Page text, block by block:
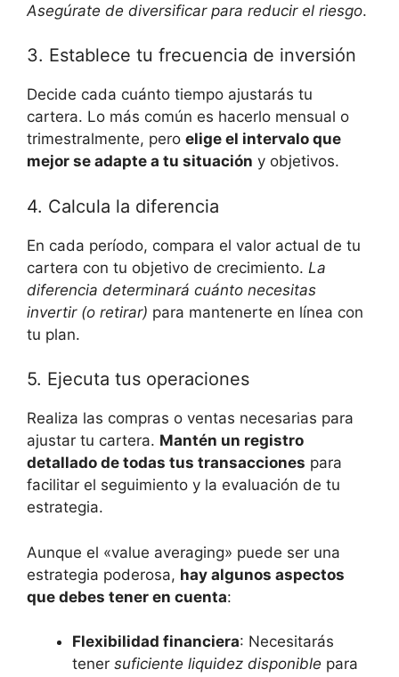
Asegúrate de ‌diversificar para reducir el‍ riesgo.
3.⁣ Establece tu frecuencia de inversión
Decide ‌cada cuánto tiempo ajustarás tu
⁤cartera. Lo más común ‍es hacerlo mensual o
trimestralmente, pero elige el intervalo que
mejor se adapte a tu situación ⁤y objetivos.
4. Calcula la diferencia
En⁢ cada período,‌ compara el valor actual de tu
cartera​ con⁤ tu objetivo de ⁤crecimiento. La
‍diferencia determinará cuánto⁤ necesitas
invertir (o retirar) para ​mantenerte en línea con⁤
tu‍ plan.
5. Ejecuta tus operaciones
Realiza las compras o ventas necesarias ⁤para
ajustar tu cartera. Mantén un‌ registro
detallado de​ todas ⁤tus transacciones para
facilitar ‍el seguimiento‍ y‍ la evaluación de tu
estrategia.
Aunque el «value ​averaging» puede ser‍ una
estrategia poderosa,​ hay algunos aspectos
⁤que debes tener en cuenta:
Flexibilidad financiera: Necesitarás
tener suficiente liquidez disponible para